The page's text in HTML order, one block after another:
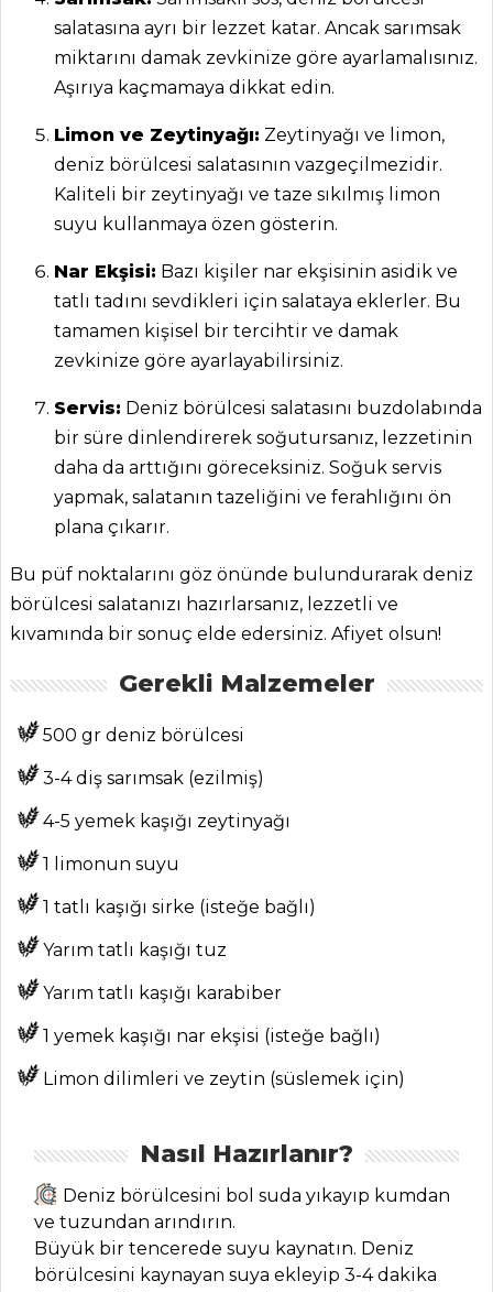
ANASAYFA
BLOG
Medya
Aktüel
Chefs
Haber
ŞEFİN TARİFLERİ
MENÜLER
Tüm
Kategoriler
Gravyer Peynirli
Tarifi, Nasıl Yapılır?
Salatası Tarifi, Nasıl
Yapılır?
Ispanaklı Rulolar
Tarifi, Nasıl Yapılır?
Salatalar Tüm
Tarifleri
BALIK
YEMEKLERI
Deniz Tarağı Tava
Tarifi, Nasıl Yapılır?
Taze Kişnişli
Kırlangıç Köftesi
Tarifi, Nasıl Yapılır?
salatasına ayrı bir lezzet katar. Ancak sarımsak
miktarını damak zevkinize göre ayarlamalısınız.
Aşırıya kaçmamaya dikkat edin.
Limon ve Zeytinyağı: Zeytinyağı ve limon,
deniz börülcesi salatasının vazgeçilmezidir.
Kaliteli bir zeytinyağı ve taze sıkılmış limon
suyu kullanmaya özen gösterin.
Nar Ekşisi: Bazı kişiler nar ekşisinin asidik ve
tatlı tadını sevdikleri için salataya eklerler. Bu
tamamen kişisel bir tercihtir ve damak
zevkinize göre ayarlayabilirsiniz.
Servis: Deniz börülcesi salatasını buzdolabında
bir süre dinlendirerek soğutursanız, lezzetinin
daha da arttığını göreceksiniz. Soğuk servis
yapmak, salatanın tazeliğini ve ferahlığını ön
plana çıkarır.
Bu püf noktalarını göz önünde bulundurarak deniz
börülcesi salatanızı hazırlarsanız, lezzetli ve
kıvamında bir sonuç elde edersiniz. Afiyet olsun!
Gerekli Malzemeler
500 gr deniz börülcesi
3-4 diş sarımsak (ezilmiş)
4-5 yemek kaşığı zeytinyağı
1 limonun suyu
1 tatlı kaşığı sirke (isteğe bağlı)
Yarım tatlı kaşığı tuz
Yarım tatlı kaşığı karabiber
1 yemek kaşığı nar ekşisi (isteğe bağlı)
Limon dilimleri ve zeytin (süslemek için)
Nasıl Hazırlanır?
Deniz börülcesini bol suda yıkayıp kumdan
ve tuzundan arındırın.
Büyük bir tencerede suyu kaynatın. Deniz
börülcesini kaynayan suya ekleyip 3-4 dakika